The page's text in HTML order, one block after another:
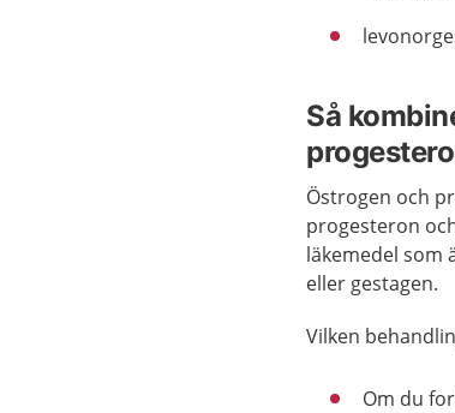
Så
Östrogen och
progesteron
läkemedel som
eller gestagen.
Vilken
Om du